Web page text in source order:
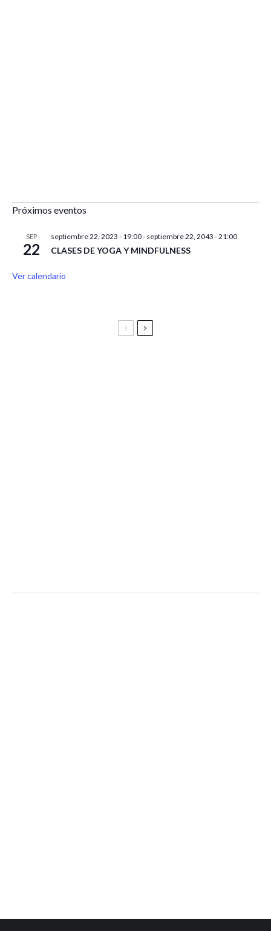
Próximos eventos
SEP
22
septiembre 22, 2023 - 19:00- septiembre 22, 2043 - 21:00
CLASES DE YOGA Y MINDFULNESS
Ver calendario